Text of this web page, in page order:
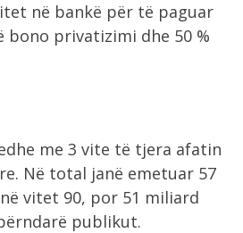
në bankë për të paguar
bono privatizimi dhe 50 %
me 3 vite të tjera afatin
Në total janë emetuar 57
vitet 90, por 51 miliard
publikut.